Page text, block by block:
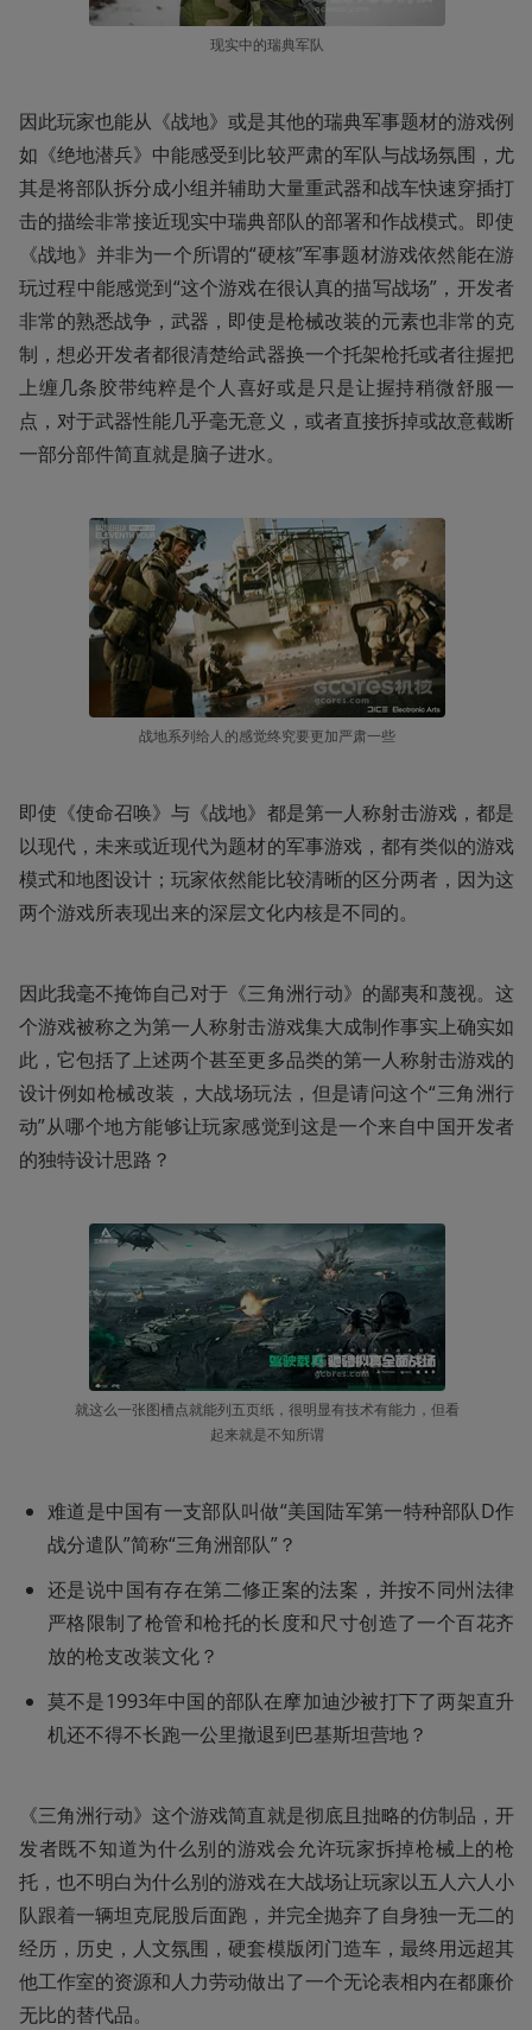
现实中的瑞典军队
因此玩家也能从《战地》或是其他的瑞典军事题材的游戏例
如《绝地潜兵》中能感受到比较严肃的军队与战场氛围，尤
其是将部队拆分成小组并辅助大量重武器和战车快速穿插打
击的描绘非常接近现实中瑞典部队的部署和作战模式。即使
《战地》并非为一个所谓的“硬核”军事题材游戏依然能在游
玩过程中能感觉到“这个游戏在很认真的描写战场”，开发者
非常的熟悉战争，武器，即使是枪械改装的元素也非常的克
制，想必开发者都很清楚给武器换一个托架枪托或者往握把
上缠几条胶带纯粹是个人喜好或是只是让握持稍微舒服一
点，对于武器性能几乎毫无意义，或者直接拆掉或故意截断
一部分部件简直就是脑子进水。
战地系列给人的感觉终究要更加严肃一些
即使《使命召唤》与《战地》都是第一人称射击游戏，都是
以现代，未来或近现代为题材的军事游戏，都有类似的游戏
模式和地图设计；玩家依然能比较清晰的区分两者，因为这
两个游戏所表现出来的深层文化内核是不同的。
因此我毫不掩饰自己对于《三角洲行动》的鄙夷和蔑视。这
个游戏被称之为第一人称射击游戏集大成制作事实上确实如
此，它包括了上述两个甚至更多品类的第一人称射击游戏的
设计例如枪械改装，大战场玩法，但是请问这个“三角洲行
动”从哪个地方能够让玩家感觉到这是一个来自中国开发者
的独特设计思路？
就这么一张图槽点就能列五页纸，很明显有技术有能力，但看
起来就是不知所谓
难道是中国有一支部队叫做“美国陆军第一特种部队D作
战分遣队”简称“三角洲部队”？
还是说中国有存在第二修正案的法案，并按不同州法律
严格限制了枪管和枪托的长度和尺寸创造了一个百花齐
放的枪支改装文化？
莫不是1993年中国的部队在摩加迪沙被打下了两架直升
机还不得不长跑一公里撤退到巴基斯坦营地？
《三角洲行动》这个游戏简直就是彻底且拙略的仿制品，开
发者既不知道为什么别的游戏会允许玩家拆掉枪械上的枪
托，也不明白为什么别的游戏在大战场让玩家以五人六人小
队跟着一辆坦克屁股后面跑，并完全抛弃了自身独一无二的
经历，历史，人文氛围，硬套模版闭门造车，最终用远超其
他工作室的资源和人力劳动做出了一个无论表相内在都廉价
无比的替代品。